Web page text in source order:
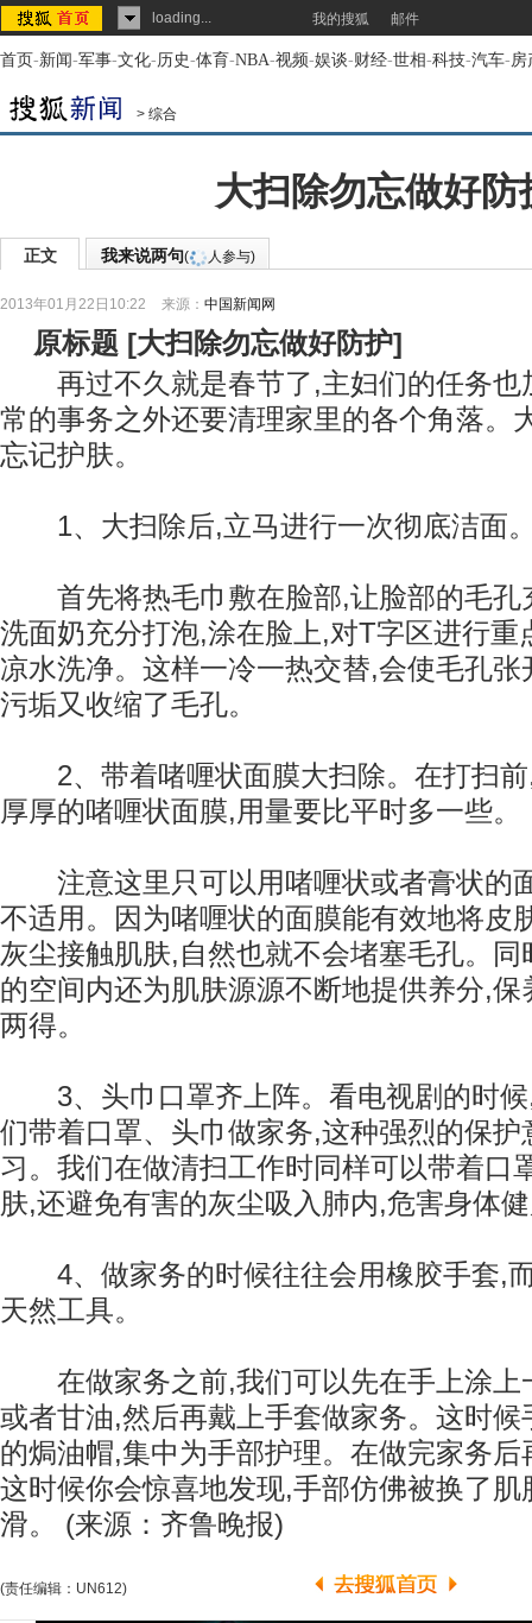
loading... 我的搜狐 邮件
首页-新闻-军事-文化-历史-体育-NBA-视频-娱谈-财经-世相-科技-汽车-房
> 综合
大扫除勿忘做好防
正文 我来说两句( 人参与)
2013年01月22日10:22 来源： 中国新闻网
原标题 [大扫除勿忘做好防护]
再过不久就是春节了,主妇们的任务也
常的事务之外还要清理家里的各个角落。
忘记护肤。
1、大扫除后,立马进行一次彻底洁面
首先将热毛巾敷在脸部,让脸部的毛孔
洗面奶充分打泡,涂在脸上,对T字区进行重
凉水洗净。这样一冷一热交替,会使毛孔
污垢又收缩了毛孔。
2、带着啫喱状面膜大扫除。在打扫前
厚厚的啫喱状面膜,用量要比平时多一些。
注意这里只可以用啫喱状或者膏状的
不适用。因为啫喱状的面膜能有效地将皮
灰尘接触肌肤,自然也就不会堵塞毛孔。
的空间内还为肌肤源源不断地提供养分,
两得。
3、头巾口罩齐上阵。看电视剧的时候
们带着口罩、头巾做家务,这种强烈的保护
习。我们在做清扫工作时同样可以带着口
肤,还避免有害的灰尘吸入肺内,危害身体
4、做家务的时候往往会用橡胶手套,
天然工具。
在做家务之前,我们可以先在手上涂上
或者甘油,然后再戴上手套做家务。这时候
的焗油帽,集中为手部护理。在做完家务
这时候你会惊喜地发现,手部仿佛被换了肌
滑。 (来源：齐鲁晚报)
(责任编辑：UN612)